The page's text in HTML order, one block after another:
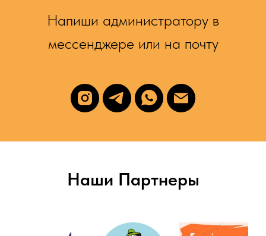
Напиши администратору в
мессенджере или на почту
Наши Партнеры